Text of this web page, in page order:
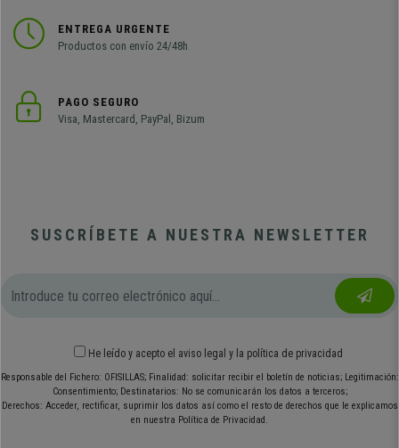
ENTREGA URGENTE
Productos con envío 24/48h
PAGO SEGURO
Visa, Mastercard, PayPal, Bizum
SUSCRÍBETE A NUESTRA NEWSLETTER
He leído y acepto el aviso legal y la política de privacidad
Responsable del Fichero: OFISILLAS; Finalidad: solicitar recibir el boletín de noticias; Legitimación:
Consentimiento; Destinatarios: No se comunicarán los datos a terceros;
Derechos: Acceder, rectificar, suprimir los datos así como el resto de derechos que le explicamos
en nuestra Política de Privacidad.